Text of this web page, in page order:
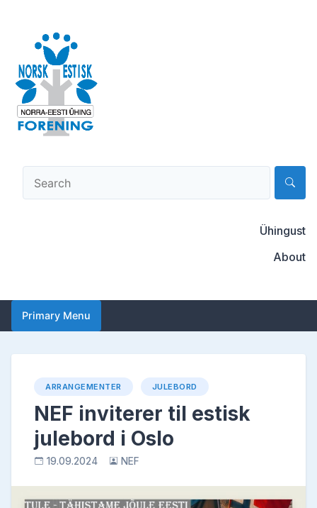
content
Norsk-estisk forening
Ühingust
About
Primary Menu
ARRANGEMENTER JULEBORD
NEF inviterer til estisk
julebord i Oslo
19.09.2024 NEF